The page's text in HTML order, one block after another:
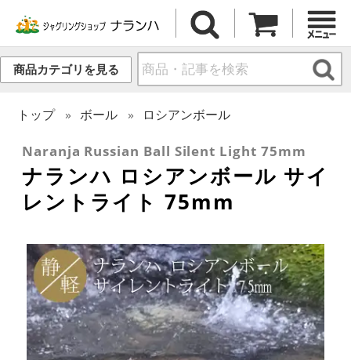
商品カテゴリを見る
トップ ボール ロシアンボール
Naranja Russian Ball Silent Light 75mm
ナランハ ロシアンボール サイ
レントライト 75mm